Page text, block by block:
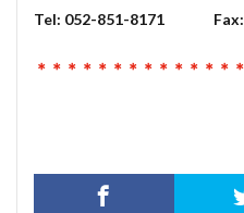
Tel: 052-851-8171 Fax:
＊＊＊＊＊＊＊＊＊＊＊＊＊